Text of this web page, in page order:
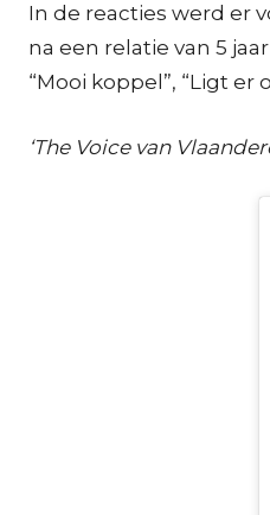
In de reacties werd er
na een relatie van 5
“Mooi koppel”, “Ligt
‘The Voice van